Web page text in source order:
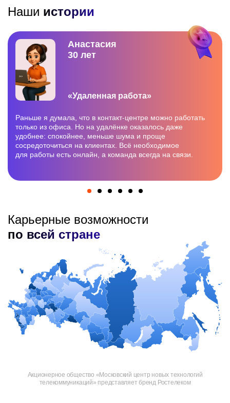
Наши истории
Анастасия
30 лет
«Удаленная работа»
Раньше я думала, что в контакт-центре можно работать
только из офиса. Но на удалёнке оказалось даже
удобнее: спокойнее, меньше шума и проще
сосредоточиться на клиентах. Всё необходимое
для работы есть онлайн, а команда всегда на связи.
Карьерные возможности
по всей стране
Акционерное общество «Московский центр новых технологий
телекоммуникаций» представляет бренд Ростелеком